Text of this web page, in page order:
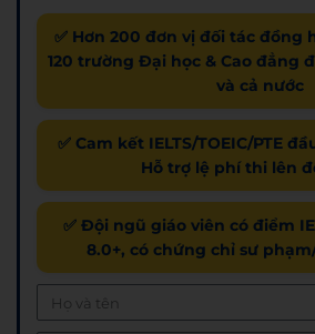
✅ Hơn 200 đơn vị đối tác đồng
120 trường Đại học & Cao đẳng
và cả nước
✅ Cam kết IELTS/TOEIC/PTE
Hỗ trợ lệ phí thi lên
✅ Đội ngũ giáo viên có điểm
8.0+, có chứng chỉ sư phạm/